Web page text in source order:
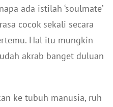
ada istilah ‘soulmate’
cocok sekali secara
Hal itu mungkin
akrab banget duluan
ke tubuh manusia, ruh